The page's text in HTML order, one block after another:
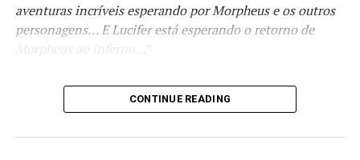
Tiago Oliveira
Contando uma história nova, e tendo obviamente como
foco a personagem Wandinha Addams, a série nos
aventuras incríveis esperando por Morpheus e os outros
personagens… E Lucifer está esperando o retorno de
Morpheus ao inferno…
Confira ao anuncio:
É verdade, sim! Novos
CONTINUE READING